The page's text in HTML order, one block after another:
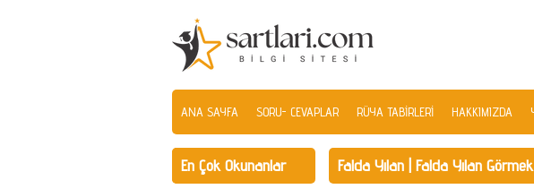
ANA SAYFA SORU- CEVAPLAR RÜYA TABIRLERI HAKKIMIZDA
Falda Yılan | Falda Yılan
En Çok Okunanlar